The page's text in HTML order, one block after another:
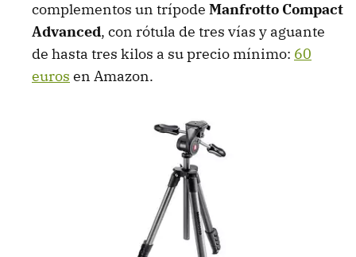
complementos un trípode Manfrotto Compact
Advanced, con rótula de tres vías y aguante
de hasta tres kilos a su precio mínimo: 60
euros en Amazon.